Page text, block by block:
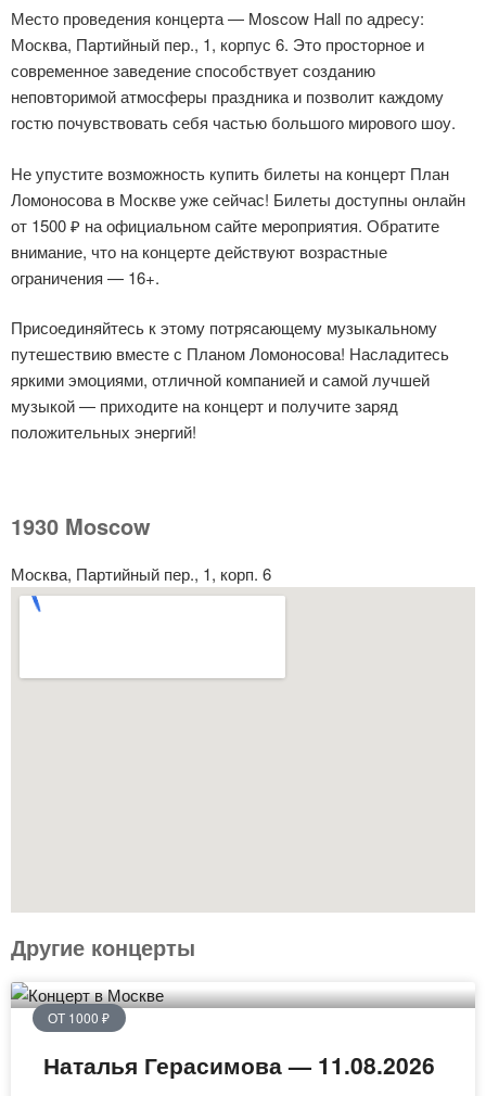
Место проведения концерта — Moscow Hall по адресу:
Москва, Партийный пер., 1, корпус 6. Это просторное и
современное заведение способствует созданию
неповторимой атмосферы праздника и позволит каждому
гостю почувствовать себя частью большого мирового шоу.
Не упустите возможность купить билеты на концерт План
Ломоносова в Москве уже сейчас! Билеты доступны онлайн
от 1500 ₽ на официальном сайте мероприятия. Обратите
внимание, что на концерте действуют возрастные
ограничения — 16+.
Присоединяйтесь к этому потрясающему музыкальному
путешествию вместе с Планом Ломоносова! Насладитесь
яркими эмоциями, отличной компанией и самой лучшей
музыкой — приходите на концерт и получите заряд
положительных энергий!
1930 Moscow
Москва, Партийный пер., 1, корп. 6
Другие концерты
ОТ 1000 ₽
Наталья Герасимова — 11.08.2026